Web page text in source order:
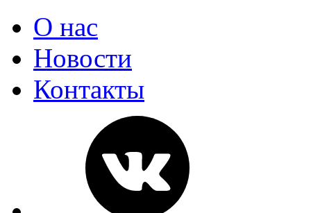
О нас
Новости
Контакты